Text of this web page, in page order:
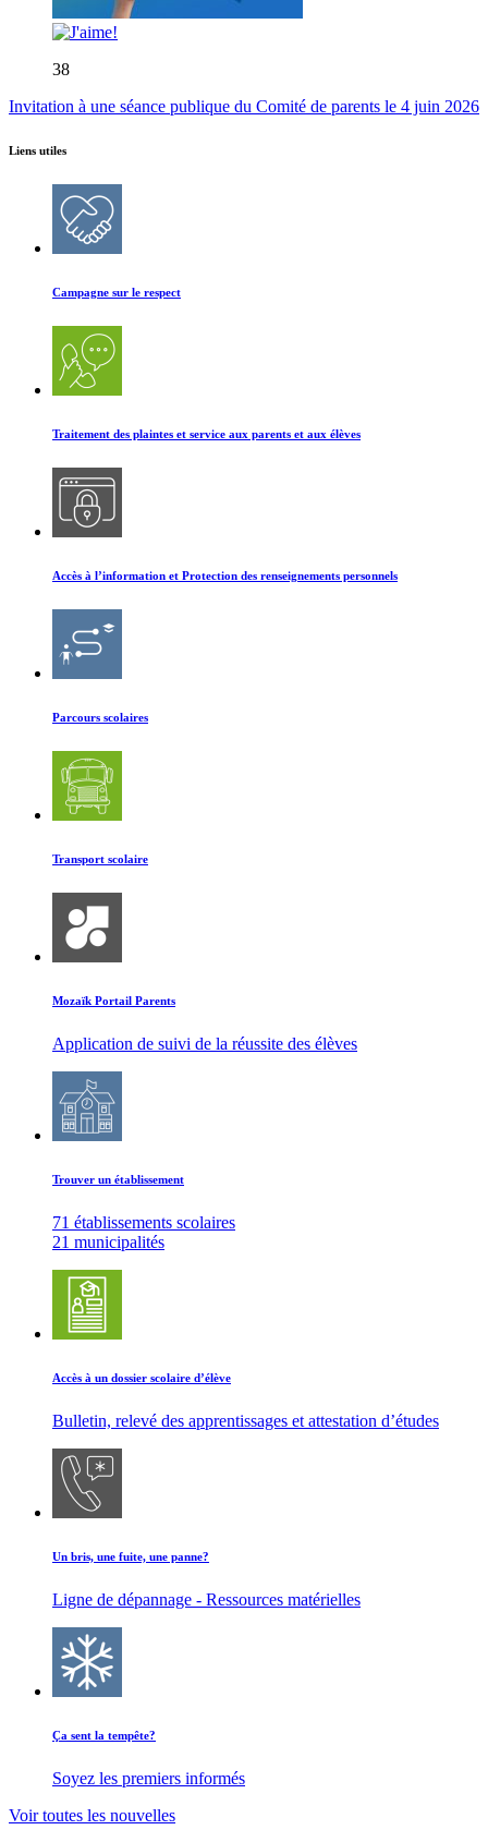
38
Invitation à une séance publique du Comité de parents le 4 juin 2026
Liens utiles
Campagne sur le respect
Traitement des plaintes et service aux parents et aux élèves
Accès à l’information et Protection des renseignements personnels
Parcours scolaires
Transport scolaire
Mozaïk Portail Parents
Application de suivi de la réussite des élèves
Trouver un établissement
71 établissements scolaires
21 municipalités
Accès à un dossier scolaire d’élève
Bulletin, relevé des apprentissages et attestation d’études
Un bris, une fuite, une panne?
Ligne de dépannage - Ressources matérielles
Ça sent la tempête?
Soyez les premiers informés
Voir toutes les nouvelles